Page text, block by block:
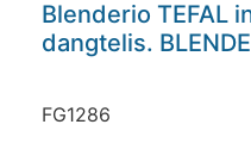
Blenderio TEFAL
dangtelis.
FG1286